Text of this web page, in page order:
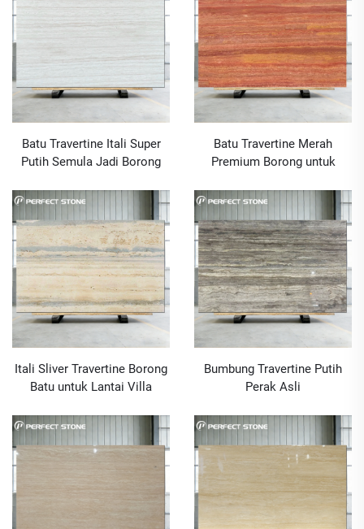
Batu Travertine Itali Super
Putih Semula Jadi Borong
Dalaman Mewah
Batu Travertine Merah
Premium Borong untuk
Projek Luaran
Itali Sliver Travertine Borong
Batu untuk Lantai Villa
Dinding
Bumbung Travertine Putih
Perak Asli